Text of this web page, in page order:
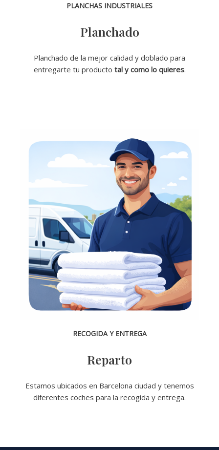
PLANCHAS INDUSTRIALES
Planchado
Planchado de la mejor calidad y doblado para
entregarte tu producto tal y como lo quieres.
RECOGIDA Y ENTREGA
Reparto
Estamos ubicados en Barcelona ciudad y tenemos
diferentes coches para la recogida y entrega.